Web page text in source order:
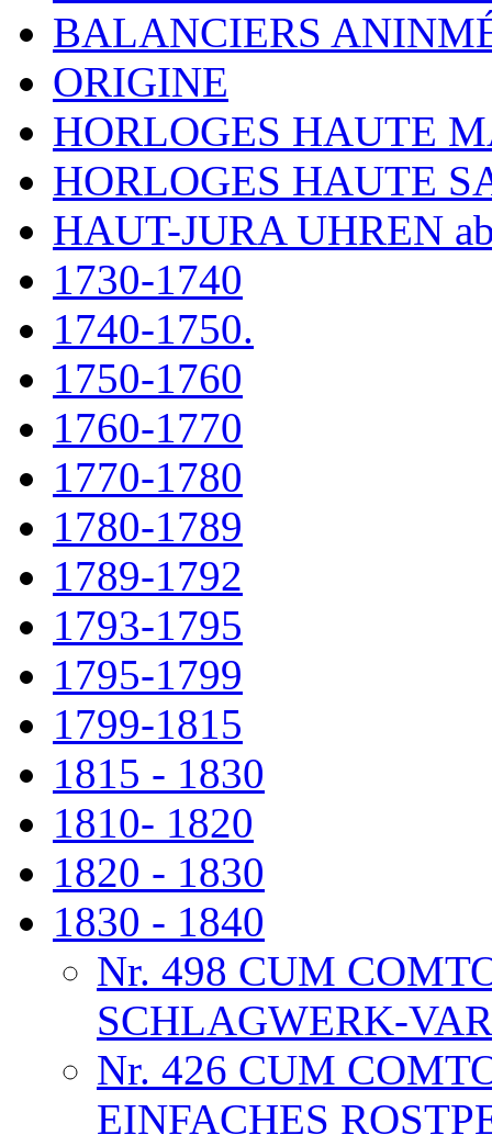
BALANCIERS
ORIGINE
HORLOGES HAUTE
HORLOGES HAUTE
HAUT-JURA UHREN
1730-1740
1740-1750.
1750-1760
1760-1770
1770-1780
1780-1789
1789-1792
1793-1795
1795-1799
1799-1815
1815 - 1830
1810- 1820
1820 - 1830
1830 - 1840
Nr. 498 CUM
SCHLAGWERK-
Nr. 426 CUM
EINFACHES